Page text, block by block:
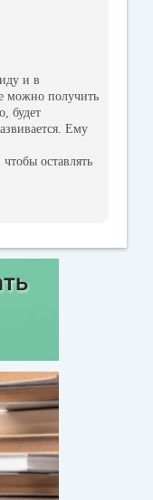
и в
можно получить
будет
Ему
чтобы оставлять